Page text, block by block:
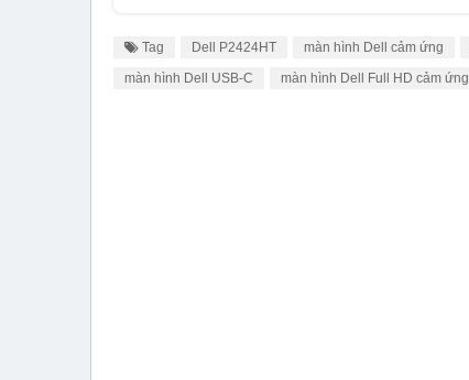
Tag Dell P2424HT màn hình Dell cảm ứng
màn hình Dell USB-C
màn hình Dell Full HD cảm ứng